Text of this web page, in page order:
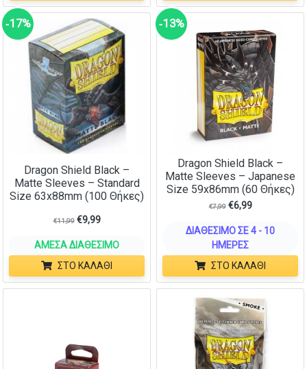
‑17%
Dragon Shield Black –
Matte Sleeves – Standard
Size 63x88mm (100 Θήκες)
€11,99 €9,99
ΆΜΕΣΑ ΔΙΑΘΈΣΙΜΟ
ΣΤΟ ΚΑΛΆΘΙ
‑13%
Dragon Shield Black –
Matte Sleeves – Japanese
Size 59x86mm (60 Θήκες)
€7,99 €6,99
ΔΙΑΘΈΣΙΜΟ ΣΕ 4 - 10
ΗΜΈΡΕΣ
ΣΤΟ ΚΑΛΆΘΙ